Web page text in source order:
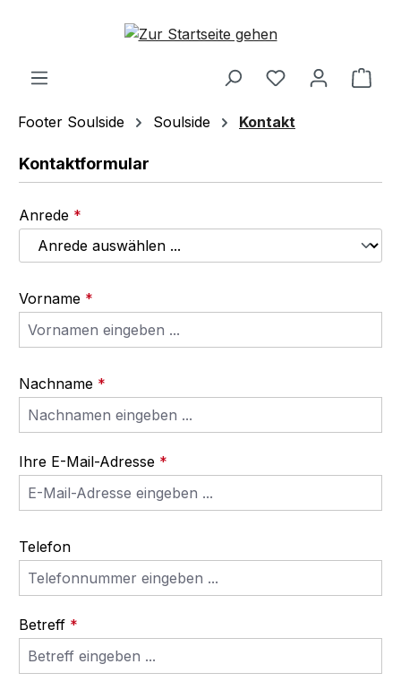
Zum Hauptinhalt springen
Footer Soulside Soulside Kontakt
Kontaktformular
Anrede *
Vorname *
Nachname *
Ihre E-Mail-Adresse *
Telefon
Betreff *